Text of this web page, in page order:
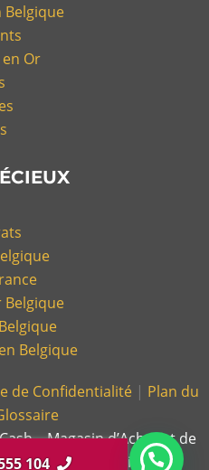
104
Belgique
Or
Belgique
Belgique
de Confidentialité | Plan du
– Magasin d’Achat et de
France et en Belgique.